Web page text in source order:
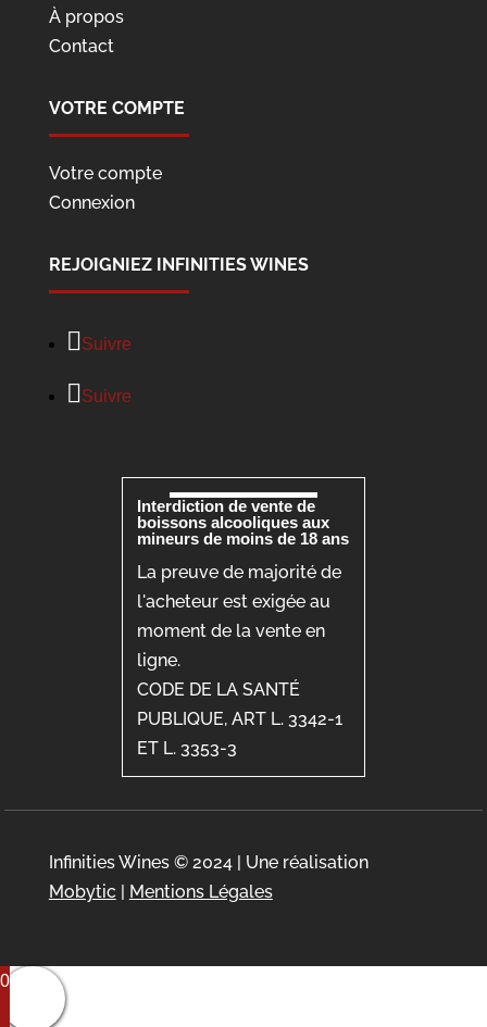
À propos
Contact
VOTRE COMPTE
Votre compte
Connexion
REJOIGNIEZ INFINITIES WINES
Suivre
Suivre
Interdiction de vente de
boissons alcooliques aux
mineurs de moins de 18 ans
La preuve de majorité de
l'acheteur est exigée au
moment de la vente en
ligne.
CODE DE LA SANTÉ
PUBLIQUE, ART L. 3342-1
ET L. 3353-3
Infinities Wines © 2024 | Une réalisation
Mobytic
Mentions Légales
0